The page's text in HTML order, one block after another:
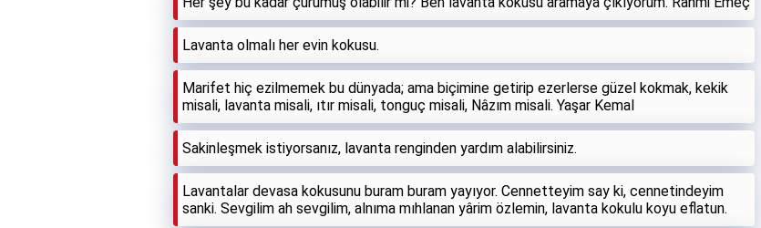
Lavanta olmalı her evin kokusu.
Marifet hiç ezilmemek bu dünyada; ama biçimine getirip ezerlerse güzel kokmak, kekik
misali, lavanta misali, ıtır misali, tonguç misali, Nâzım misali. Yaşar Kemal
Sakinleşmek istiyorsanız, lavanta renginden yardım alabilirsiniz.
Lavantalar devasa kokusunu buram buram yayıyor. Cennetteyim say ki, cennetindeyim
sanki. Sevgilim ah sevgilim, alnıma mıhlanan yârim özlemin, lavanta kokulu koyu eflatun.